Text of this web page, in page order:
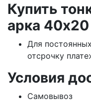
Купить
арка 40х20
Для
отсрочку
Условия
Самовывоз